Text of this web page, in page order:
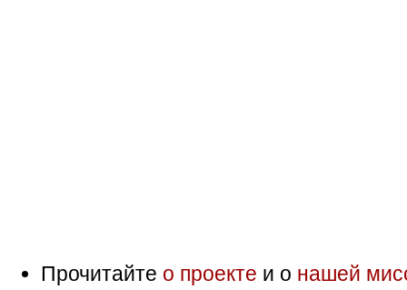
Прочитайте о проекте и о нашей